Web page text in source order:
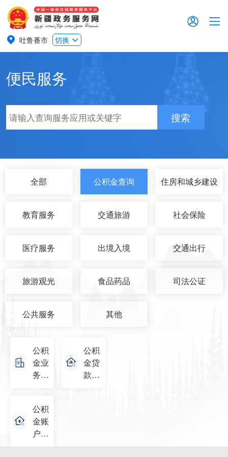
吐鲁番市 切换
便民服务
搜索
全部 公积金查询 住房和城乡建设
教育服务 交通旅游 社会保险
医疗服务 出境入境 交通出行
旅游观光 食品药品 司法公证
公共服务 其他
公积
金业
务明
公积
金贷
款基
公积
金账
户信
息查